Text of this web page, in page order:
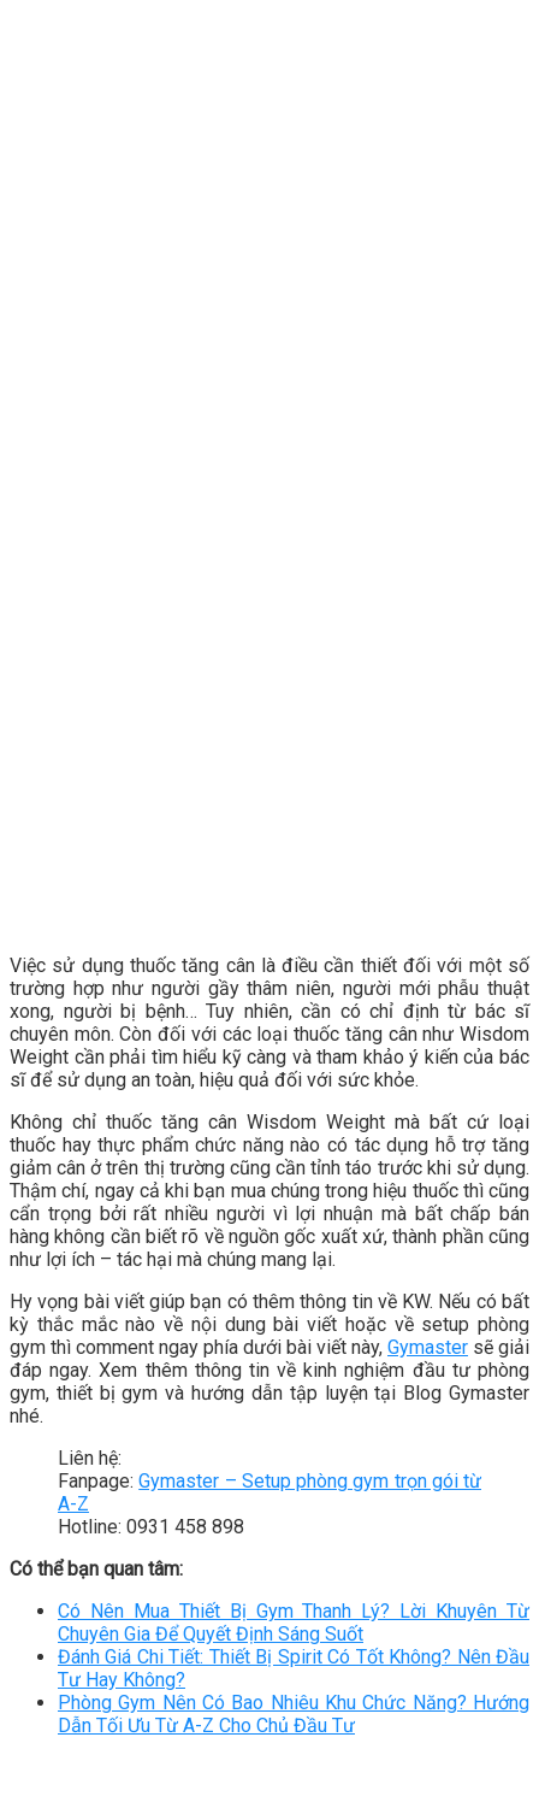
Việc sử dụng thuốc tăng cân là điều cần thiết đối với một số
trường hợp như người gầy thâm niên, người mới phẫu thuật
xong, người bị bệnh… Tuy nhiên, cần có chỉ định từ bác sĩ
chuyên môn. Còn đối với các loại thuốc tăng cân như Wisdom
Weight cần phải tìm hiểu kỹ càng và tham khảo ý kiến của bác
sĩ để sử dụng an toàn, hiệu quả đối với sức khỏe.
Không chỉ thuốc tăng cân Wisdom Weight mà bất cứ loại
thuốc hay thực phẩm chức năng nào có tác dụng hỗ trợ tăng
giảm cân ở trên thị trường cũng cần tỉnh táo trước khi sử dụng.
Thậm chí, ngay cả khi bạn mua chúng trong hiệu thuốc thì cũng
cẩn trọng bởi rất nhiều người vì lợi nhuận mà bất chấp bán
hàng không cần biết rõ về nguồn gốc xuất xứ, thành phần cũng
như lợi ích – tác hại mà chúng mang lại.
Hy vọng bài viết giúp bạn có thêm thông tin về KW. Nếu có bất
kỳ thắc mắc nào về nội dung bài viết hoặc về setup phòng
gym thì comment ngay phía dưới bài viết này, Gymaster sẽ giải
đáp ngay. Xem thêm thông tin về kinh nghiệm đầu tư phòng
gym, thiết bị gym và hướng dẫn tập luyện tại Blog Gymaster
nhé.
Liên hệ:
Fanpage:Gymaster – Setup phòng gym trọn gói từ
A-Z
Hotline: 0931 458 898
Có thể bạn quan tâm:
Có Nên Mua Thiết Bị Gym Thanh Lý? Lời Khuyên Từ
Chuyên Gia Để Quyết Định Sáng Suốt
Đánh Giá Chi Tiết: Thiết Bị Spirit Có Tốt Không? Nên Đầu
Tư Hay Không?
Phòng Gym Nên Có Bao Nhiêu Khu Chức Năng? Hướng
Dẫn Tối Ưu Từ A-Z Cho Chủ Đầu Tư